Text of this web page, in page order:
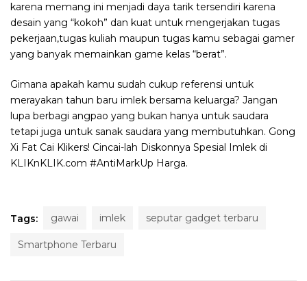
karena memang ini menjadi daya tarik tersendiri karena
desain yang “kokoh” dan kuat untuk mengerjakan tugas
pekerjaan,tugas kuliah maupun tugas kamu sebagai gamer
yang banyak memainkan game kelas “berat”.
Gimana apakah kamu sudah cukup referensi untuk
merayakan tahun baru imlek bersama keluarga? Jangan
lupa berbagi angpao yang bukan hanya untuk saudara
tetapi juga untuk sanak saudara yang membutuhkan. Gong
Xi Fat Cai Klikers! Cincai-lah Diskonnya Spesial Imlek di
KLIKnKLIK.com #AntiMarkUp Harga.
Tags: gawai imlek seputar gadget terbaru
Smartphone Terbaru